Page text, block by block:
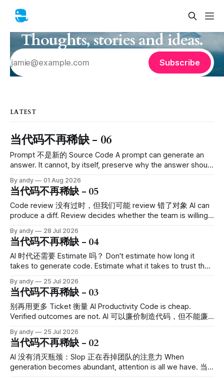
Thoughts, stories and ideas.
Subscribe
LATEST
当代码不再稀缺 - 06
Prompt 不是新的 Source Code A prompt can generate an
answer. It cannot, by itself, preserve why the answer should
回答为什么是对的 AI coding tools 刚开始流行时，有一个说法
很有吸引力： Prompt 是新的 source code。 听起来很合理。
以前我们写 Python、Java、TypeScript；以后我们写自然语
言，让模型完成 implementation。既然 prompt 决定
review，不就行了吗？
By andy 01 Aug 2026
当代码不再稀缺 - 05
Code review 没有过时，但我们可能 review 错了对象 AI can
produce a diff. Review decides whether the team is willing
有这个改变 上一篇：AI 时代还需要 Estimate 吗？ 床位系统那
个 bug 暴露以后，我反复想过一个问题： 我们明明做了 code
review，为什么还是没有发现这个bug？ 实现并不离谱。代码
在判断查询时刻是否落在预约区间内，局部逻辑说得通，边界
已经被占用”，代码回答的却是“当前这一秒是否落在区间”。
我们不是没看代码。我们看了一个错误问题的正确答案。 这
件事让我意识到，AI 时代关于
By andy 28 Jul 2026
当代码不再稀缺 - 04
AI 时代还需要 Estimate 吗？ Don't estimate how long it
takes to generate code. Estimate what it takes to trust the
什么，才能相信这个 change。 上一篇：别再用更多 Ticket
衡量 AI Productivity 下一篇：Code review 没有过时，但我们
可能 review 错了对象 如果现在有人问 engineer：“这个
ticket 要多久？”答案可能越来越像这样： “代码今天能出来。
By andy 25 Jul 2026
当代码不再稀缺 - 03
别再用更多 Ticket 衡量 AI Productivity Code is cheap.
Verified outcomes are not. AI 可以廉价制造代码，但不能廉
团队的注意力 下一篇：AI 时代还需要 Estimate 吗？ 有一种项
目周会，特别容易让 EM 心情愉快。 这个 sprint 完成的 ticket
比以前多了，PR 数量涨了，commit 也很活跃。自从团队开始
用 AI，dashboard 上的每一条线都在往右上角走。管理层一
By andy 25 Jul 2026
当代码不再稀缺 - 02
AI 没有消灭瓶颈：Slop 正在吞掉团队的注意力 When
generation becomes abundant, attention is all we have. 当